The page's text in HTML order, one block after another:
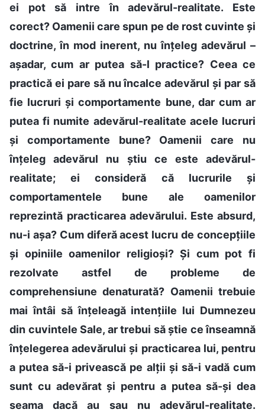
ei pot să intre în adevărul-realitate. Este
corect? Oamenii care spun pe de rost cuvinte și
doctrine, în mod inerent, nu înțeleg adevărul –
așadar, cum ar putea să-l practice? Ceea ce
practică ei pare să nu încalce adevărul și par să
fie lucruri și comportamente bune, dar cum ar
putea fi numite adevărul-realitate acele lucruri
și comportamente bune? Oamenii care nu
înțeleg adevărul nu știu ce este adevărul-
realitate; ei consideră că lucrurile și
comportamentele bune ale oamenilor
reprezintă practicarea adevărului. Este absurd,
nu-i așa? Cum diferă acest lucru de concepțiile
și opiniile oamenilor religioși? Și cum pot fi
rezolvate astfel de probleme de
comprehensiune denaturată? Oamenii trebuie
mai întâi să înțeleagă intențiile lui Dumnezeu
din cuvintele Sale, ar trebui să știe ce înseamnă
înțelegerea adevărului și practicarea lui, pentru
a putea să-i privească pe alții și să-i vadă cum
sunt cu adevărat și pentru a putea să-și dea
seama dacă au sau nu adevărul-realitate.